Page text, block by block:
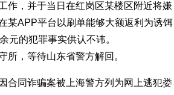
，并于当日在红岗区某楼区附近将嫌
某APP平台以刷单能够大额返利为诱饵
元的犯罪事实供认不讳。
，等待山东省警方解回。
同诈骗案被上海警方列为网上逃犯娄